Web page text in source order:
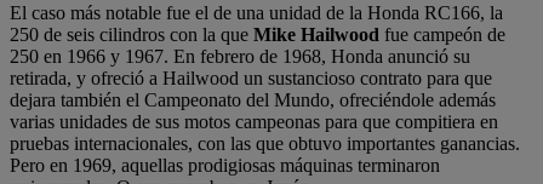
El caso más notable fue el de una unidad de la Honda RC166, la
250 de seis cilindros con la que Mike Hailwood fue campeón de
250 en 1966 y 1967. En febrero de 1968, Honda anunció su
retirada, y ofreció a Hailwood un sustancioso contrato para que
dejara también el Campeonato del Mundo, ofreciéndole además
varias unidades de sus motos campeonas para que compitiera en
pruebas internacionales, con las que obtuvo importantes ganancias.
Pero en 1969, aquellas prodigiosas máquinas terminaron